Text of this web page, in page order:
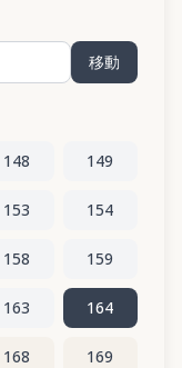
移動
148 149
153 154
158 159
163 164
168 169